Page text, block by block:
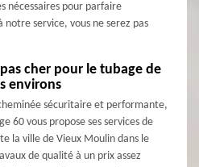
nécessaires pour parfaire
service, vous ne serez pas
cher pour le tubage de
environs
sécuritaire et performante,
60 vous propose ses services de
la ville de Vieux Moulin dans le
de qualité à un prix assez